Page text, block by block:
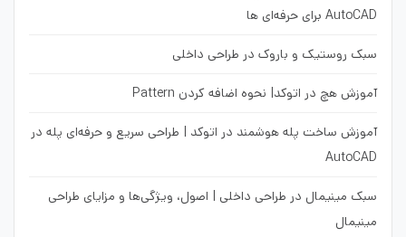
AutoCAD برای حرفه‌ای ها
سبک روستیک و باروک در طراحی داخلی
آموزش هچ در اتوکد| نحوه اضافه کردن Pattern
آموزش ساخت پله هوشمند در اتوکد | طراحی سریع و حرفه‌ای پله در
AutoCAD
سبک مینیمال در طراحی داخلی | اصول، ویژگی‌ها و مزایای طراحی
مینیمال